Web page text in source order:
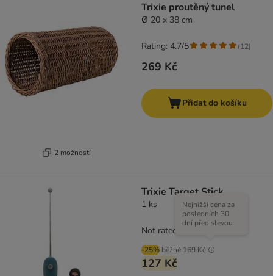
2 možností
Trixie proutěný tunel
Ø 20 x 38 cm
269 Kč
Rating: 4.7/5 (12)
Přidat do košíku
Trixie Target Stick
1 ks
-25% běžně169 Kč
Nejnižší cena za
posledních 30
dní před slevou
127 Kč
Not rated